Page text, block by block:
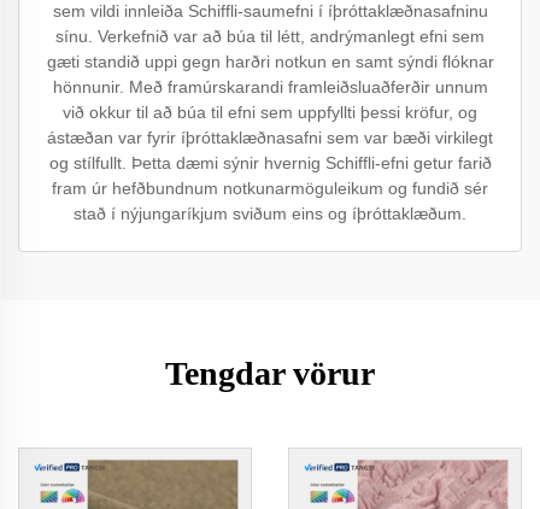
sem vildi innleiða Schiffli-saumefni í íþróttaklæðnasafninu
sínu. Verkefnið var að búa til létt, andrýmanlegt efni sem
gæti standið uppi gegn harðri notkun en samt sýndi flóknar
hönnunir. Með framúrskarandi framleiðsluaðferðir unnum
við okkur til að búa til efni sem uppfyllti þessi kröfur, og
ástæðan var fyrir íþróttaklæðnasafni sem var bæði virkilegt
og stílfullt. Þetta dæmi sýnir hvernig Schiffli-efni getur farið
fram úr hefðbundnum notkunarmöguleikum og fundið sér
stað í nýjungaríkjum sviðum eins og íþróttaklæðum.
Tengdar vörur